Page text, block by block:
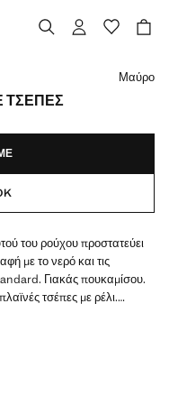
ΤΣΈΠΕΣ
Μαύρο
του ρούχου προστατεύει
με το νερό και τις
Γιακάς πουκαμίσου.
τσέπες με ρέλι.